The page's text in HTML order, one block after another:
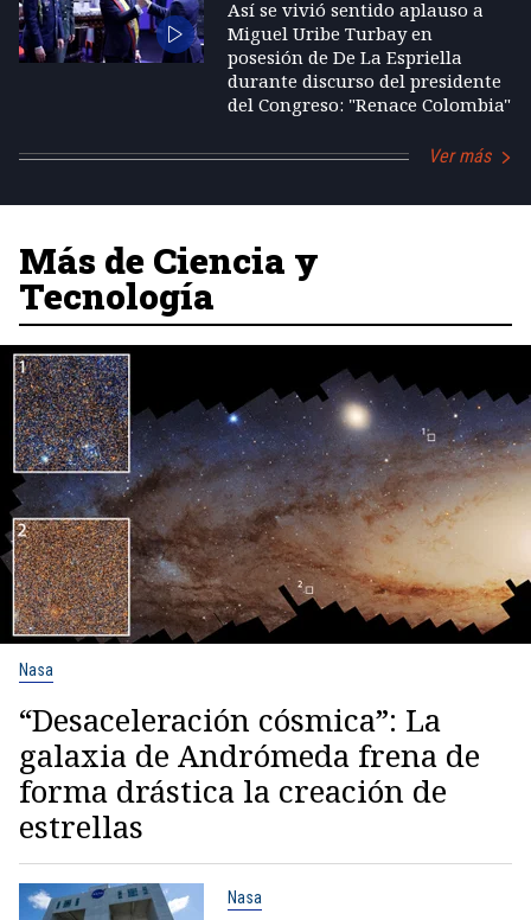
Así se vivió sentido aplauso a
Miguel Uribe Turbay en
posesión de De La Espriella
durante discurso del presidente
del Congreso: "Renace Colombia"
Ver más
Más de Ciencia y
Tecnología
Nasa
“Desaceleración cósmica”: La
galaxia de Andrómeda frena de
forma drástica la creación de
estrellas
Nasa